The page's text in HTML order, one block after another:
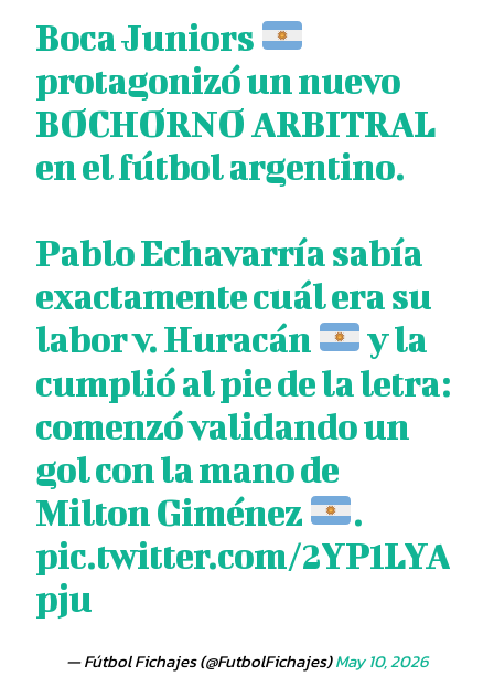
Boca Juniors
protagonizó un nuevo
BOCHORNO ARBITRAL
en el fútbol argentino.
Pablo Echavarría sabía
exactamente cuál era su
labor v. Huracán
y la
cumplió al pie de la letra:
comenzó validando un
gol con la mano de
Milton Giménez
.
pic.twitter.com/2YP1LYA
pju
— Fútbol Fichajes (@FutbolFichajes)May 10, 2026